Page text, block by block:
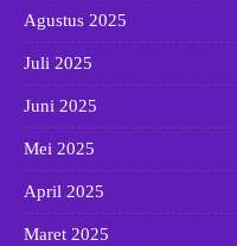
Agustus 2025
Juli 2025
Juni 2025
Mei 2025
April 2025
Maret 2025